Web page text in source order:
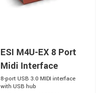
ESI M4U-EX 8 Port
Midi Interface
8-port USB 3.0 MIDI interface
with USB hub